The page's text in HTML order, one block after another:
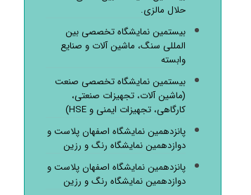
حلال مالزی.
بیستمین نمایشگاه تخصصی بین
المللی سنگ، ماشین آلات و صنایع
وابسته
بیستمین نمایشگاه تخصصی صنعت
(ماشین آلات، تجهیزات صنعتی،
کارگاهی، تجهیزات ایمنی و HSE)
پانزدهمین نمایشگاه اصفهان پلاست و
دوازدهمین نمایشگاه رنگ و رزین
پانزدهمین نمایشگاه اصفهان پلاست و
دوازدهمین نمایشگاه رنگ و رزین